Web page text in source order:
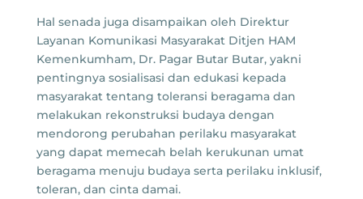
Hal senada juga disampaikan oleh Direktur
Layanan Komunikasi Masyarakat Ditjen HAM
Kemenkumham, Dr. Pagar Butar Butar, yakni
pentingnya sosialisasi dan edukasi kepada
masyarakat tentang toleransi beragama dan
melakukan rekonstruksi budaya dengan
mendorong perubahan perilaku masyarakat
yang dapat memecah belah kerukunan umat
beragama menuju budaya serta perilaku inklusif,
toleran, dan cinta damai.